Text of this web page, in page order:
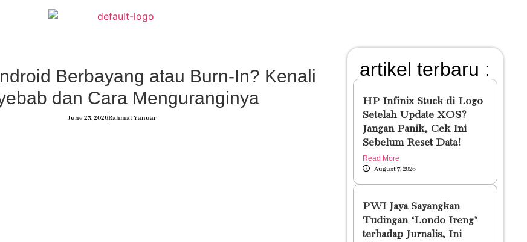
Berbayang atau Burn-In? Kenali
dan Cara Menguranginya
June 23, 2026Rahmat Yanuar
artikel terbaru :
HP Infinix Stuck di Logo
Setelah Update XOS?
Jangan Panik, Cek Ini
Sebelum Reset Data!
Read More
August 7, 2026
PWI Jaya Sayangkan
Tudingan ‘Londo Ireng’
terhadap Jurnalis, Ini